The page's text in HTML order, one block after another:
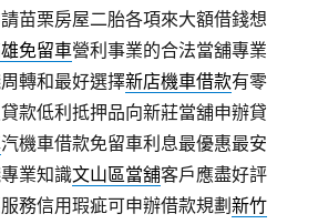
苗栗房屋二胎各項來大額借錢想
免留車營利事業的合法當舖專業
轉和最好選擇新店機車借款有零
款低利抵押品向新莊當舖申辦貸
汽機車借款免留車利息最優惠最安
業知識文山區當舖客戶應盡好評
務信用瑕疵可申辦借款規劃新竹